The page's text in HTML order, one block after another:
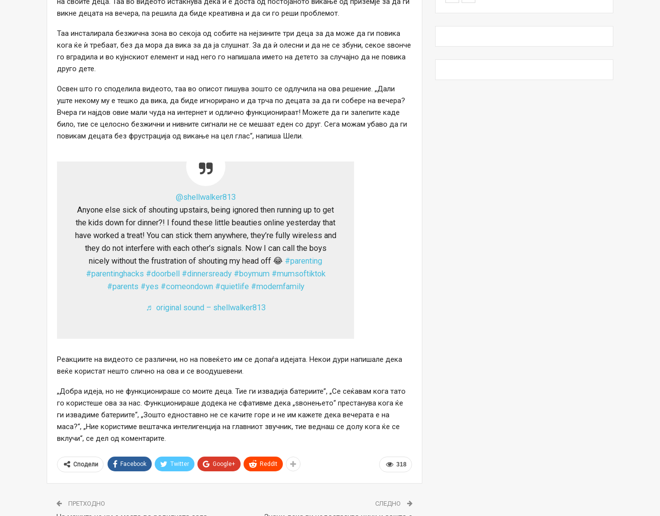
викне децата на вечера, па решила да биде креативна и да си го реши проблемот.
Таа инсталирала безжична зона во секоја од собите на нејзините три деца за да може да ги повика
кога ќе ѝ требаат, без да мора да вика за да ја слушнат. За да ѝ олесни и да не се збуни, секое ѕвонче
го вградила и во кујнскиот елемент и над него го напишала името на детето за случајно да не повика
друго дете.
Освен што го споделила видеото, таа во описот пишува зошто се одлучила на ова решение. „Дали
уште некому му е тешко да вика, да биде игнорирано и да трча по децата за да ги собере на вечера?
Вчера ги најдов овие мали чуда на интернет и одлично функционираат! Можете да ги залепите каде
било, тие се целосно безжични и нивните сигнали не се мешаат еден со друг. Сега можам убаво да ги
повикам децата без фрустрација од викање на цел глас“, напиша Шели.
@shellwalker813
Anyone else sick of shouting upstairs, being ignored then running up to get
the kids down for dinner?! I found these little beauties online yesterday that
have worked a treat! You can stick them anywhere, they’re fully wireless and
they do not interfere with each other’s signals. Now I can call the boys
nicely without the frustration of shouting my head off 😂 #parenting
#parentinghacks #doorbell #dinnersready #boymum #mumsoftiktok
#parents #yes #comeondown #quietlife #modernfamily
♬ original sound – shellwalker813
Реакциите на видеото се различни, но на повеќето им се допаѓа идејата. Некои дури напишале дека
веќе користат нешто слично на ова и се воодушевени.
„Добра идеја, но не функционираше со моите деца. Тие ги извадија батериите”, „Се сеќавам кога тато
го користеше ова за нас. Функционираше додека не сфативме дека „ѕвонењето“ престанува кога ќе
ги извадиме батериите“, „Зошто едноставно не се качите горе и не им кажете дека вечерата е на
маса?“, „Ние користиме вештачка интелигенција на главниот звучник, тие веднаш се долу кога ќе се
вклучи“, се дел од коментарите.
318
Сподели Facebook Twitter Google+ ReddIt
ПРЕТХОДНО СЛЕДНО